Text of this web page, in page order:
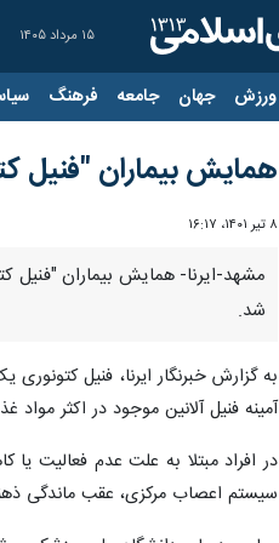
۱۵ مرداد ۱۴۰۵
ورزش جهان جامعه فرهنگ
همایش بیماران "فنیل
۸ تیر ۱۴۰۱، ۱۶:۱۷